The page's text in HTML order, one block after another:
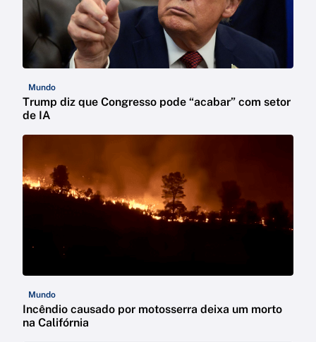
Mundo
Trump diz que Congresso pode “acabar” com setor
de IA
Mundo
Incêndio causado por motosserra deixa um morto
na Califórnia